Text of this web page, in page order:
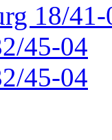
18/41-
45-04
45-04